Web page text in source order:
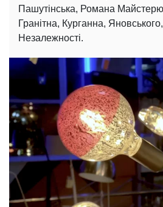
Пашутінська, Романа
Гранітна, Курганна,
Незалежності.